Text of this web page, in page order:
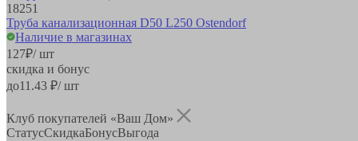
18251
Труба канализационная D50 L250 Ostendorf
Наличие в магазинах
127₽/ шт
скидка и бонус
до11.43 ₽/ шт
Клуб покупателей «Ваш Дом»
СтатусСкидкаБонусВыгода